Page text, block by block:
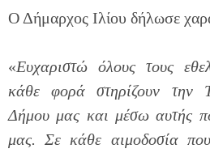
Ο Δήμαρχος Ιλίου δήλωσε
«Ευχαριστώ όλους τους
κάθε φορά στηρίζουν την
Δήμου μας και μέσω αυτής
μας. Σε κάθε αιμοδοσία